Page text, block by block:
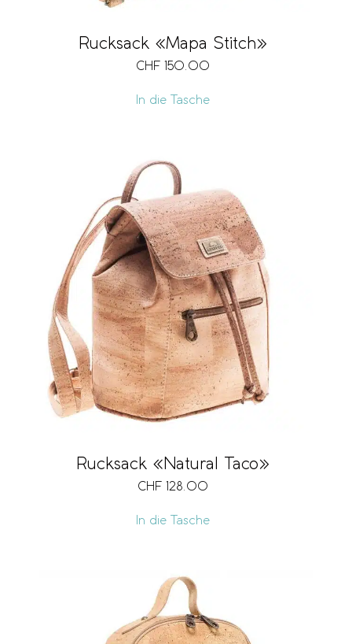
Rucksack «Mapa Stitch»
CHF 150.00
In die Tasche
Rucksack «Natural Taco»
CHF 128.00
In die Tasche